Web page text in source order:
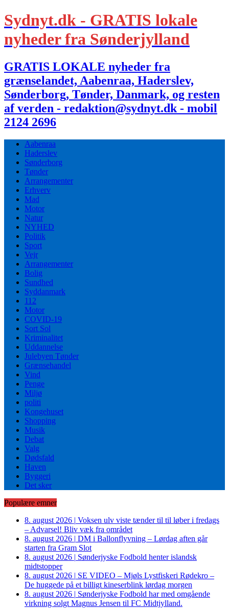
Sydnyt.dk - GRATIS lokale
nyheder fra Sønderjylland
GRATIS LOKALE nyheder fra
grænselandet, Aabenraa, Haderslev,
Sønderborg, Tønder, Danmark, og resten
af verden - redaktion@sydnyt.dk - mobil
2124 2696
Aabenraa
Haderslev
Sønderborg
Tønder
Arrangementer
Erhverv
Mad
Motor
Natur
NYHED
Politik
Sport
Vejr
Arrangementer
Bolig
Sundhed
Syddanmark
112
Motor
COVID-19
Sort Sol
Kriminalitet
Uddannelse
Julebyen Tønder
Grænsehandel
Vind
Penge
Miljø
politi
Kongehuset
Shopping
Musik
Debat
Valg
Dødsfald
Haven
Byggeri
Det sker
Populære emner
8. august 2026 | Voksen ulv viste tænder til til løber i fredags
– Advarsel! Bliv væk fra området
8. august 2026 | DM i Ballonflyvning – Lørdag aften går
starten fra Gram Slot
8. august 2026 | Sønderjyske Fodbold henter islandsk
midtstopper
8. august 2026 | SE VIDEO – Mjøls Lystfiskeri Rødekro –
De huggede på et billigt kineserblink lørdag morgen
8. august 2026 | Sønderjyske Fodbold har med omgående
virkning solgt Magnus Jensen til FC Midtjylland.